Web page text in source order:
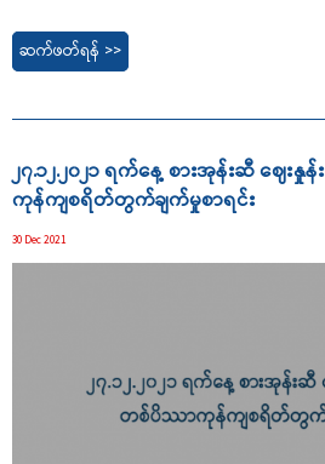
ဆက်ဖတ်ရန် >>
၂၇.၁၂.၂၀၂၁ ရက်နေ့ စားအုန်းဆီ ဈေ
ကုန်ကျစရိတ်တွက်ချက်မှုစာရင်း
30 Dec 2021